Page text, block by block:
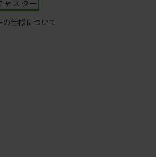
ャスター
の仕様について